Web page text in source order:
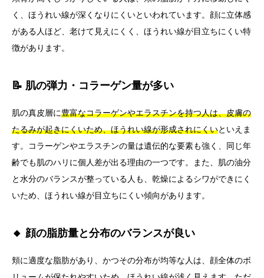
く、ほうれい線が深くなりにくいといわれています。顔に立体感
がある人ほど、老けて見えにくく、ほうれい線が目立ちにくい特
徴があります。
📝 肌の弾力・コラーゲン量が多い
肌の真皮層に豊富なコラーゲンやエラスチンを持つ人は、皮膚の
たるみが起きにくいため、ほうれい線が形成されにくいといえま
す。コラーゲンやエラスチンの量は遺伝的な要素も強く、同じ年
齢でも肌のハリに個人差が出る理由の一つです。また、肌の油分
と水分のバランスが整っている人も、乾燥によるシワができにく
いため、ほうれい線が目立ちにくい傾向があります。
🔸 顔の脂肪量と分布のバランスが良い
頬に適度な脂肪があり、かつその分布が均等な人は、顔全体のボ